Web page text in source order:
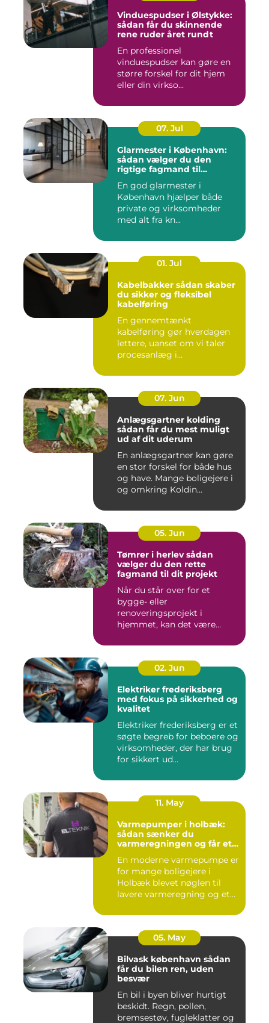
Vinduespudser i Ølstykke:
sådan får du skinnende
rene ruder året rundt
En professionel
vinduespudser kan gøre en
større forskel for dit hjem
eller din virkso...
07. Jul
Glarmester i København:
sådan vælger du den
rigtige fagmand til
En god glarmester i
København hjælper både
private og virksomheder
med alt fra kn...
01. Jul
Kabelbakker sådan skaber
du sikker og fleksibel
kabelføring
En gennemtænkt
kabelføring gør hverdagen
lettere, uanset om vi taler
procesanlæg i
07. Jun
Anlægsgartner kolding
sådan får du mest muligt
ud af dit uderum
En anlægsgartner kan gøre
en stor forskel for både hus
og have. Mange boligejere i
og omkring Koldin...
05. Jun
Tømrer i herlev sådan
vælger du den rette
fagmand til dit projekt
Når du står over for et
bygge- eller
renoveringsprojekt i
hjemmet, kan det være
02. Jun
Elektriker frederiksberg
med fokus på sikkerhed og
kvalitet
Elektriker frederiksberg er et
søgte begreb for beboere og
virksomheder, der har brug
for sikkert ud...
11. May
Varmepumper i holbæk:
sådan sænker du
varmeregningen og får et
En moderne varmepumpe er
for mange boligejere i
Holbæk blevet nøglen til
lavere varmeregning og et
05. May
Bilvask københavn sådan
får du bilen ren, uden
besvær
En bil i byen bliver hurtigt
beskidt. Regn, pollen,
bremsestøv, fugleklatter og